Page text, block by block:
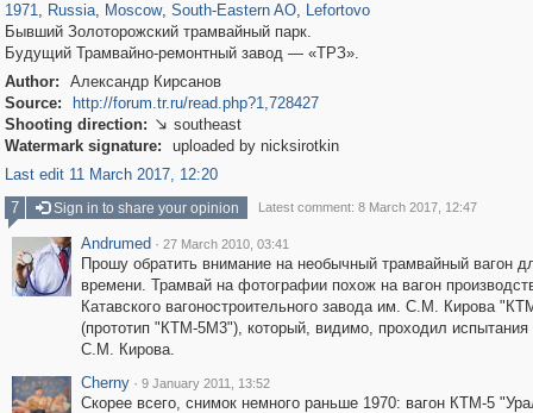
1971, Russia, Moscow, South-Eastern AO, Lefortovo
Бывший Золоторожский трамвайный парк.
Будущий Трамвайно-ремонтный завод — «ТРЗ».
Author:
Александр Кирсанов
Source:
http://forum.tr.ru/read.php?1,728427
Shooting direction:  southeast
Watermark signature:
uploaded by nicksirotkin
Last edit 11 March 2017, 12:20
7
Sign in to share your opinion Latest comment: 8 March 2017, 12:47
Andrumed · 27 March 2010, 03:41
Прошу обратить внимание на необычный трамвайный вагон
времени. Трамвай на фотографии похож на вагон
Катавского вагоностроительного завода им. С.М. Кирова
(прототип "КТМ-5М3"), который, видимо, проходил
С.М. Кирова.
Cherny · 9 January 2011, 13:52
Скорее всего, снимок немного раньше 1970: вагон КТМ-5